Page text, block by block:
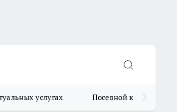
услугах Посевной календарь